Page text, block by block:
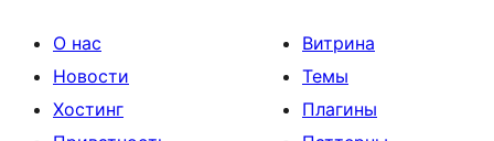
О нас
Новости
Хостинг
Витрина
Темы
Плагины